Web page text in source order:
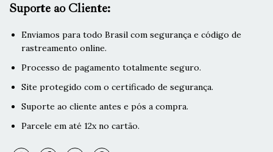
Suporte ao Cliente:
Enviamos para todo Brasil com segurança e código de
rastreamento online.
Processo de pagamento totalmente seguro.
Site protegido com o certificado de segurança.
Suporte ao cliente antes e pós a compra.
Parcele em até 12x no cartão.